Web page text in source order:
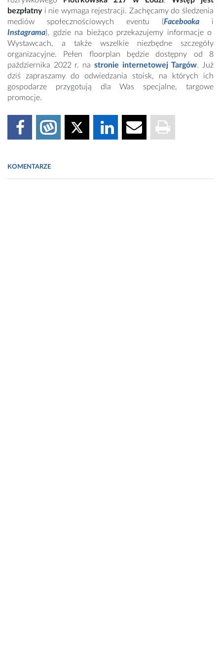
bezpłatny i nie wymaga rejestracji. Zachęcamy do śledzenia
mediów społecznościowych eventu (Facebooka i
Instagrama), gdzie na bieżąco przekazujemy informacje o
Wystawcach, a także wszelkie niezbędne szczegóły
organizacyjne. Pełen floorplan będzie dostępny od 8
października 2022 r. na stronie internetowej Targów. Już
dziś zapraszamy do odwiedzania stoisk, na których ich
gospodarze przygotują dla Was specjalne, targowe
promocje.
KOMENTARZE